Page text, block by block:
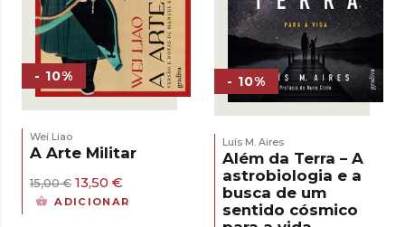
- 10%
Wei Liao
A Arte Militar
15,00€ O
preço
13,50 €
preço
ADICIONAR
- 10%
Luís M. Aires
Além da Terra – A
astrobiologia e a
busca de um
sentido cósmico